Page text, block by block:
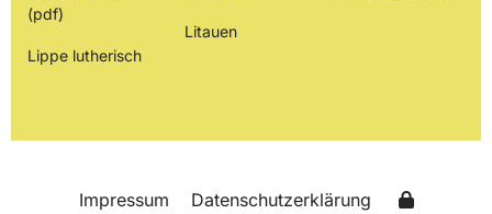
(pdf)
Lippe lutherisch
Litauen
Impressum Datenschutzerklärung